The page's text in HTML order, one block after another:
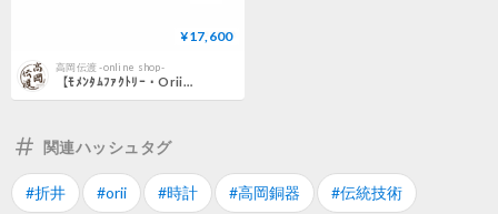
¥17,600
高岡伝渡 -online shop-
【ﾓﾒﾝﾀﾑﾌｧｸﾄﾘｰ・Orii】time and space oval<オーバル>S
関連ハッシュタグ
#折井 #orii #時計 #高岡銅器 #伝統技術